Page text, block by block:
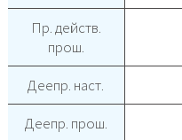
Пр. действ.
прош.
Деепр. наст.
Деепр. прош.